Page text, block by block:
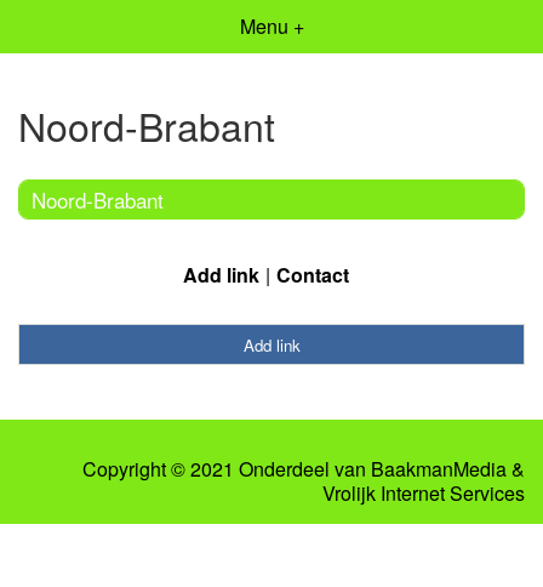
Menu +
Noord-Brabant
Noord-Brabant
Add link Contact
Add link
Copyright © 2021 Onderdeel van BaakmanMedia&
Vrolijk Internet Services